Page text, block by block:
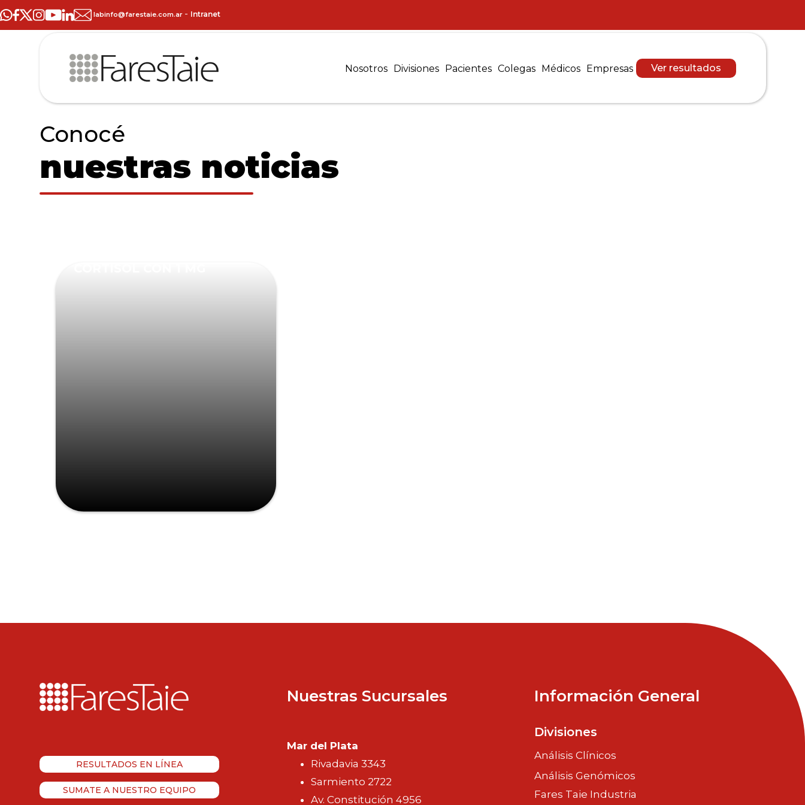
labinfo@farestaie.com.ar - Intranet
Nosotros Divisiones Pacientes Colegas Médicos Empresas Ver resultados
Conocé
nuestras noticias
RESULTADOS EN LÍNEA
SUMATE A NUESTRO EQUIPO
Nuestras Sucursales
Mar del Plata
Rivadavia 3343
Sarmiento 2722
Av. Constitución 4956
Información General
Divisiones
Análisis Clínicos
Análisis Genómicos
Fares Taie Industria